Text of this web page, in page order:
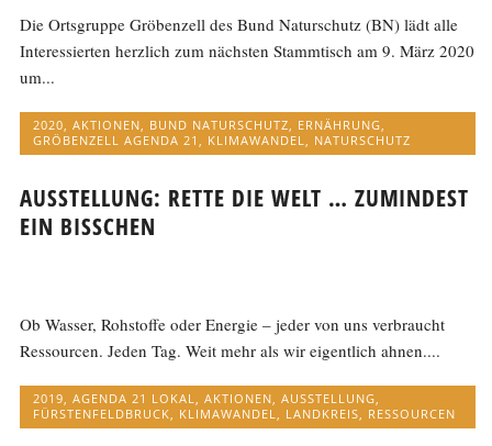
Die Ortsgruppe Gröbenzell des Bund Naturschutz (BN) lädt alle
Interessierten herzlich zum nächsten Stammtisch am 9. März 2020
um...
2020 ,AKTIONEN BUND NATURSCHUTZ ERNÄHRUNG
GRÖBENZELL AGENDA 21
KLIMAWANDEL NATURSCHUTZ
AUSSTELLUNG: RETTE DIE WELT … ZUMINDEST
EIN BISSCHEN
Ob Wasser, Rohstoffe oder Energie – jeder von uns verbraucht
Ressourcen. Jeden Tag. Weit mehr als wir eigentlich ahnen....
2019,AGENDA 21 LOKAL,AKTIONEN,AUSSTELLUNG,
FÜRSTENFELDBRUCK, KLIMAWANDEL, LANDKREIS, RESSOURCEN